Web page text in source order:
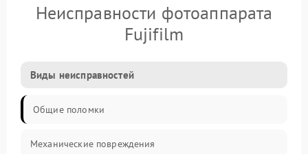
Неисправности фотоаппарата
Fujifilm
Виды неисправностей
Общие поломки
Механические повреждения